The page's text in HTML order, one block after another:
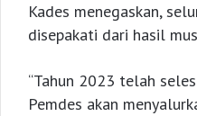
Kades menegaskan,
disepakati dari hasil
“Tahun 2023 telah
Pemdes akan